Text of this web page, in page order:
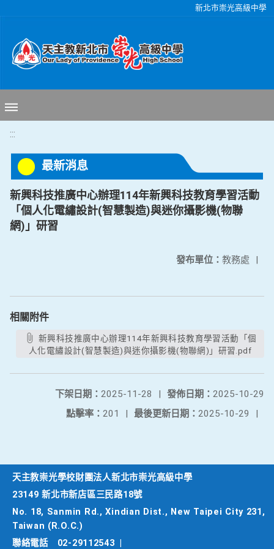
新北市崇光高級中學
:::
最新消息
新興科技推廣中心辦理114年新興科技教育學習活動
「個人化電繡設計(智慧製造)與迷你攝影機(物聯
網)」研習
發布單位： 教務處 |
相關附件
人化電繡設計(智慧製造)與迷你攝影機(物聯網)」研習.pdf
發佈日期： 2025-10-29
下架日期： 2025-11-28
|
最後更新日期： 2025-10-29 |
點擊率： 201 |
天主教崇光學校財團法人新北市崇光高級中學
23149 新北市新店區三民路18號
No. 18, Sanmin Rd., Xindian Dist., New Taipei City 231,
Taiwan (R.O.C.)
聯絡電話
02-29112543